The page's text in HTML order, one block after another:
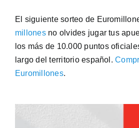
El siguiente sorteo de
millonesno olvides jugar tus
los más de 10.000 puntos
largo del territorio español.
Euromillones.